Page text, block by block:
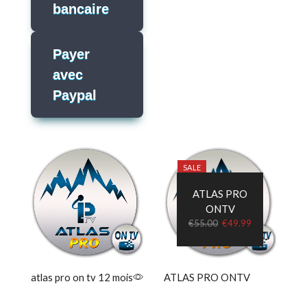
bancaire
Payer
avec
Paypal
atlas pro on tv 12 mois
SALE
ATLAS PRO
ONTV
€55.00 Ursprünglicher
war:
€55.00
€49.99 Aktueller
Preis
ist:
€49.99.
ATLAS PRO ONTV